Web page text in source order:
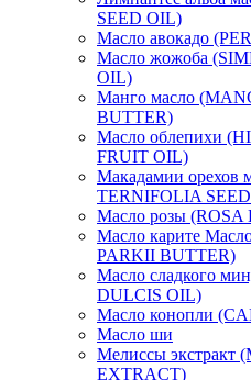
SEED OIL)
Масло авокадо
Масло жожоба
OIL)
Манго масло
BUTTER)
Масло облепихи
FRUIT OIL)
Макадамии орехов
TERNIFOLIA
Масло розы
Масло карите
PARKII BUTTER)
Масло сладкого
DULCIS OIL)
Масло конопли
Масло ши
Мелиссы экстракт
EXTRACT)